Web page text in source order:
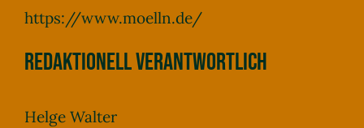
https://www.moelln.de/
Redaktionell verantwortlich
Helge Walter